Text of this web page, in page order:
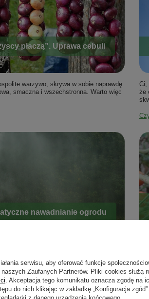
płaczą”. Uprawa cebuli
warzywo, skrywa w sobie naprawdę
smaczna i wszechstronna. Warto więc
Ci,
że
nawadnianie ogrodu
- wodę.
o
serwisu, aby oferować funkcje
Zaufanych Partnerów. Pliki cookies służą
. Akceptacja tego komunikatu oznacza zgodę na
do nich klikając w zakładkę „Konfiguracja
z danego urządzenia końcowego.